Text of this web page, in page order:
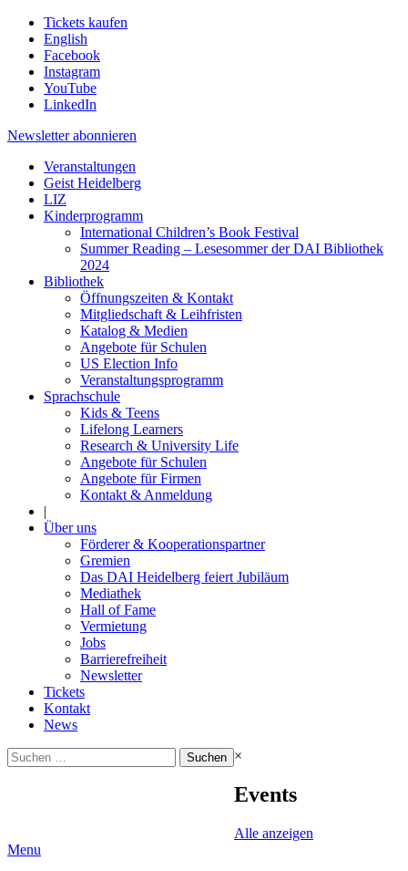
Tickets kaufen
English
Facebook
Instagram
YouTube
LinkedIn
Newsletter abonnieren
Veranstaltungen
Geist Heidelberg
LIZ
Kinderprogramm
International Children’s Book Festival
Summer Reading – Lesesommer der DAI Bibliothek
2024
Bibliothek
Öffnungszeiten & Kontakt
Mitgliedschaft & Leihfristen
Katalog & Medien
Angebote für Schulen
US Election Info
Veranstaltungsprogramm
Sprachschule
Kids & Teens
Lifelong Learners
Research & University Life
Angebote für Schulen
Angebote für Firmen
Kontakt & Anmeldung
|
Über uns
Förderer & Kooperationspartner
Gremien
Das DAI Heidelberg feiert Jubiläum
Mediathek
Hall of Fame
Vermietung
Jobs
Barrierefreiheit
Newsletter
Tickets
Kontakt
News
Suchen
nach:
×
Events
Alle anzeigen
Menu